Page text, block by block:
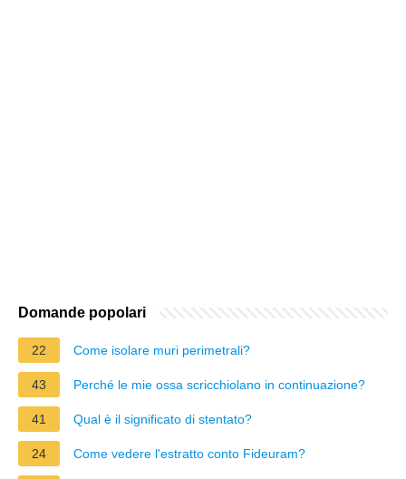
Domande popolari
22 Come isolare muri perimetrali?
43 Perché le mie ossa scricchiolano in continuazione?
41 Qual è il significato di stentato?
24 Come vedere l'estratto conto Fideuram?